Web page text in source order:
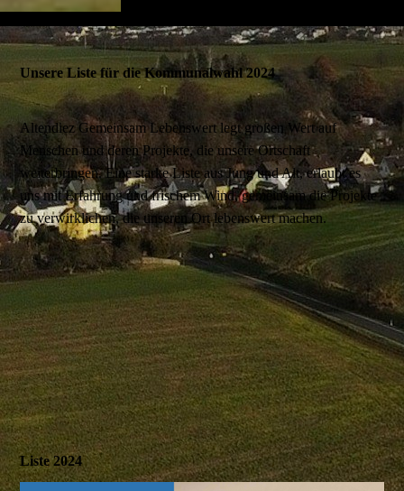
Unsere Liste für die Kommunalwahl 2024
Altendiez Gemeinsam Lebenswert legt großen Wert auf
Menschen und deren Projekte, die unsere Ortschaft
weiterbringen. Eine starke Liste aus Jung und Alt, erlaubt es
uns mit Erfahrung und frischem Wind, gemeinsam die Projekte
zu verwirklichen, die unseren Ort lebenswert machen.
Liste 2024